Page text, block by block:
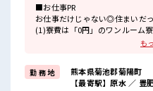
■お仕事PR
お仕事だけじゃない◎住まい
(1)寮費は「0円」のワンルーム
(2)TV・冷蔵庫・洗濯機・エア
(4)寮周辺にコンビニ・スーパー
(5)カップルやお友達との同居OK
も
勤 務 地
熊本県菊池郡菊陽町
【最寄駅】原水 ／ 豊